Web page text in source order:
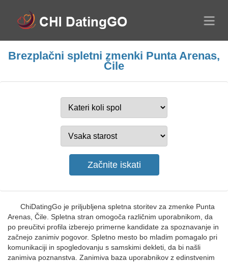
Brezplačni spletni zmenki Punta Arenas,
Čile
ChiDatingGo je priljubljena spletna storitev za zmenke Punta
Arenas, Čile. Spletna stran omogoča različnim uporabnikom, da
po preučitvi profila izberejo primerne kandidate za spoznavanje in
začnejo zanimiv pogovor. Spletno mesto bo mladim pomagalo pri
komunikaciji in spogledovanju s samskimi dekleti, da bi našli
zanimiva poznanstva. Zanimiva baza uporabnikov z edinstvenim